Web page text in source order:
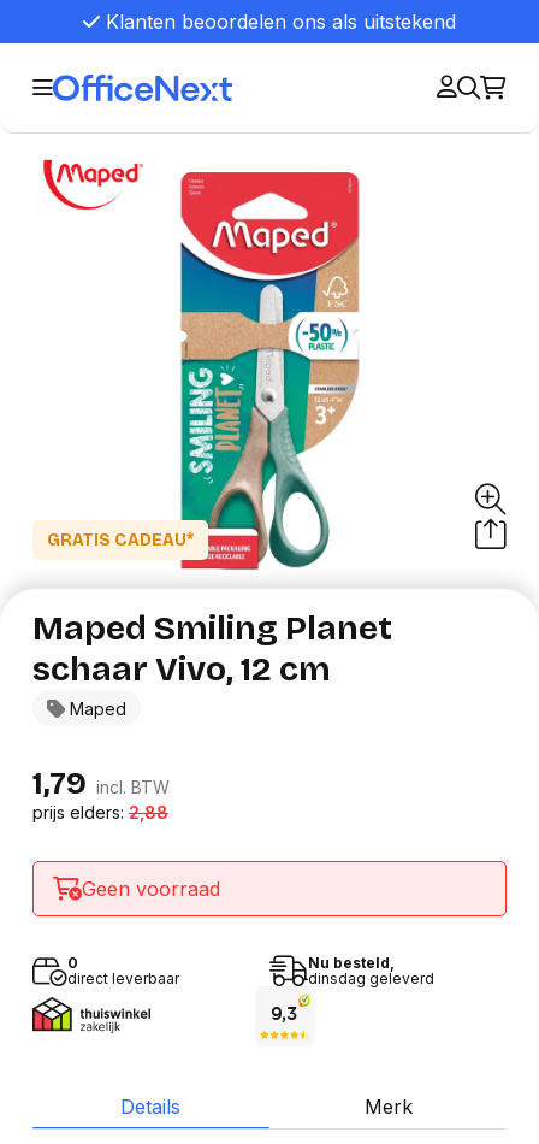
Klanten beoordelen ons als uitstekend
GRATIS CADEAU*
Maped
Maped Smiling Planet
schaar Vivo, 12 cm
1,79 incl. BTW
prijs elders:2,88
Geen voorraad
0
direct leverbaar
Nu besteld,
dinsdag geleverd
Details Merk